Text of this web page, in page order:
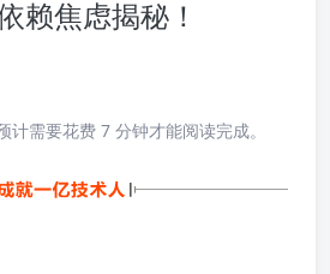
赖焦虑揭秘！
需要花费 7 分钟才能阅读完成。